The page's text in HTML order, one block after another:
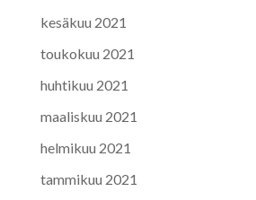
kesäkuu 2021
toukokuu 2021
huhtikuu 2021
maaliskuu 2021
helmikuu 2021
tammikuu 2021